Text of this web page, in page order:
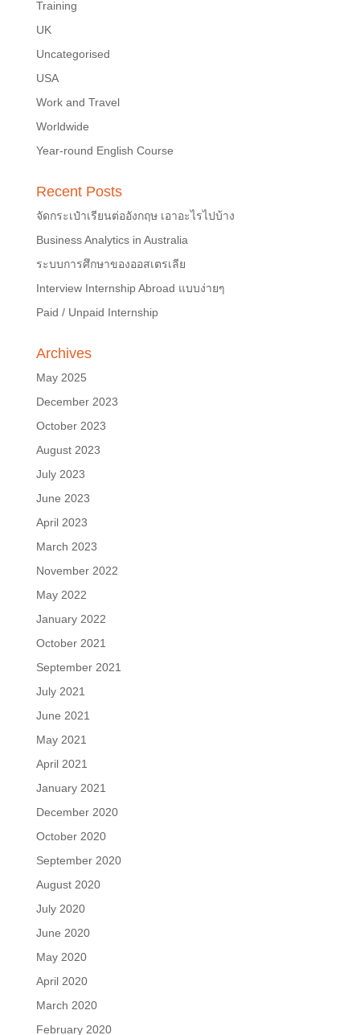
Training
UK
Uncategorised
USA
Work and Travel
Worldwide
Year-round English Course
Recent Posts
จัดกระเป๋าเรียนต่ออังกฤษ เอาอะไรไปบ้าง
Business Analytics in Australia
ระบบการศึกษาของออสเตรเลีย
Interview Internship Abroad แบบง่ายๆ
Paid / Unpaid Internship
Archives
May 2025
December 2023
October 2023
August 2023
July 2023
June 2023
April 2023
March 2023
November 2022
May 2022
January 2022
October 2021
September 2021
July 2021
June 2021
May 2021
April 2021
January 2021
December 2020
October 2020
September 2020
August 2020
July 2020
June 2020
May 2020
April 2020
March 2020
February 2020